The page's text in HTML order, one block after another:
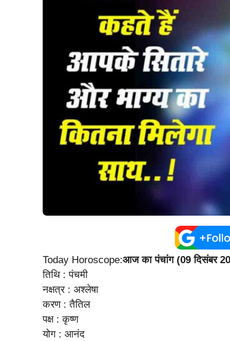
Today Horoscope:आज का पंचांग (09 दिसंबर
तिथि : पंचमी
नक्षत्र : अश्लेषा
करण : तैतिल
पक्ष : कृष्ण
योग : आनंद